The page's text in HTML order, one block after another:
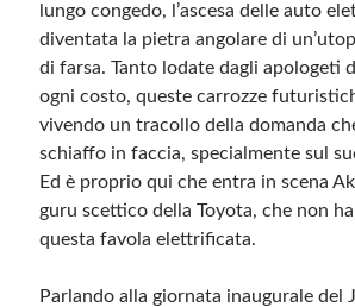
Questo blog non rappresenta una testata giornalistica, in
senza alcuna periodicità. Non può pertanto considerarsi
sensi della legge n· 62 del 7.03.2001. L’autore non è
pubblicato dai lettori nei commenti ai vari post. Saranno
ritenuti offensivi o lesivi dell’immagine o dell’onorabilità di
razzisti o che contengano dati personali non conformi al
privacy. Alcune immagini inserite in questo blog sono
considerate di pubblico dominio. Qualora la loro
diritti d’autore, vi invito a comunicarlo via e-mail a
immediatamente rimosse. L’autore del blog non è
Meta
lungo congedo, l’ascesa delle auto
diventata la pietra angolare di
di farsa. Tanto lodate dagli apologeti
ogni costo, queste carrozze
vivendo un tracollo della domanda
schiaffo in faccia, specialmente sul
Ed è proprio qui che entra in scena
guru scettico della Toyota, che non
questa favola elettrificata.
Parlando alla giornata inaugurale del